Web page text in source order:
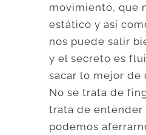
movimiento, que
estático y así
nos puede salir
y el secreto es
sacar lo mejor de
No se trata de
trata de entender
podemos